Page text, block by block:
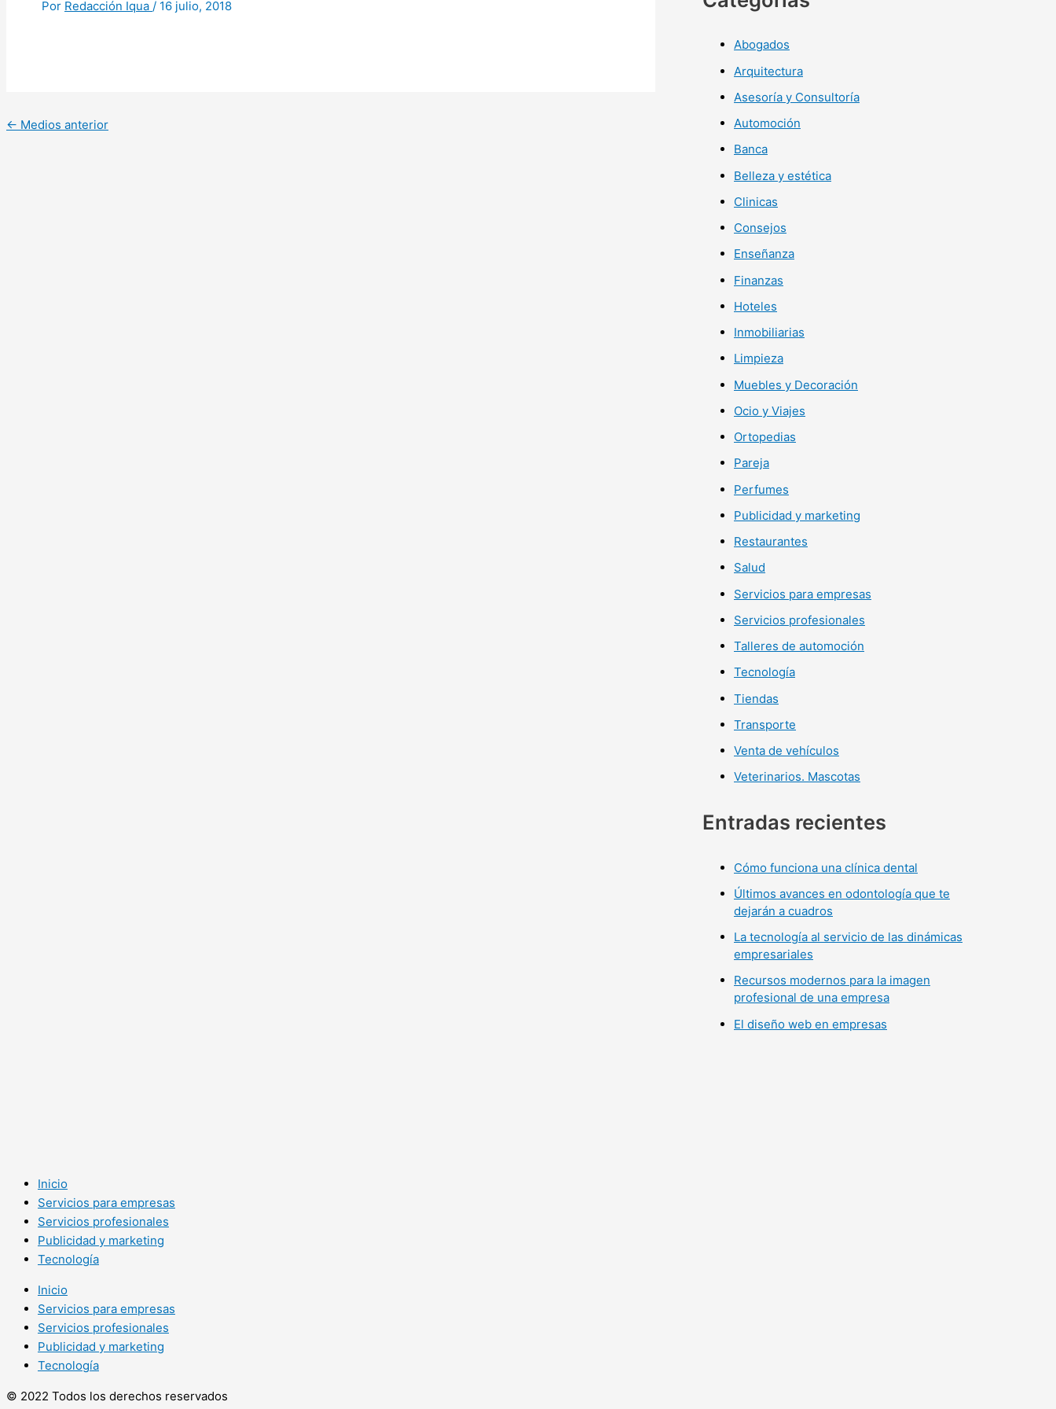
Por Redacción Iqua / 16 julio, 2018
← Medios anterior
Abogados
Arquitectura
Asesoría y Consultoría
Automoción
Banca
Belleza y estética
Clinicas
Consejos
Enseñanza
Finanzas
Hoteles
Inmobiliarias
Limpieza
Muebles y Decoración
Ocio y Viajes
Ortopedias
Pareja
Perfumes
Publicidad y marketing
Restaurantes
Salud
Servicios para empresas
Servicios profesionales
Talleres de automoción
Tecnología
Tiendas
Transporte
Venta de vehículos
Veterinarios. Mascotas
Entradas recientes
Cómo funciona una clínica dental
Últimos avances en odontología que te
dejarán a cuadros
La tecnología al servicio de las dinámicas
empresariales
Recursos modernos para la imagen
profesional de una empresa
El diseño web en empresas
Inicio
Servicios para empresas
Servicios profesionales
Publicidad y marketing
Tecnología
Inicio
Servicios para empresas
Servicios profesionales
Publicidad y marketing
Tecnología
© 2022 Todos los derechos reservados